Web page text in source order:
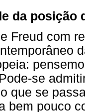
da posição
Freud com
se
que se
bem pouco